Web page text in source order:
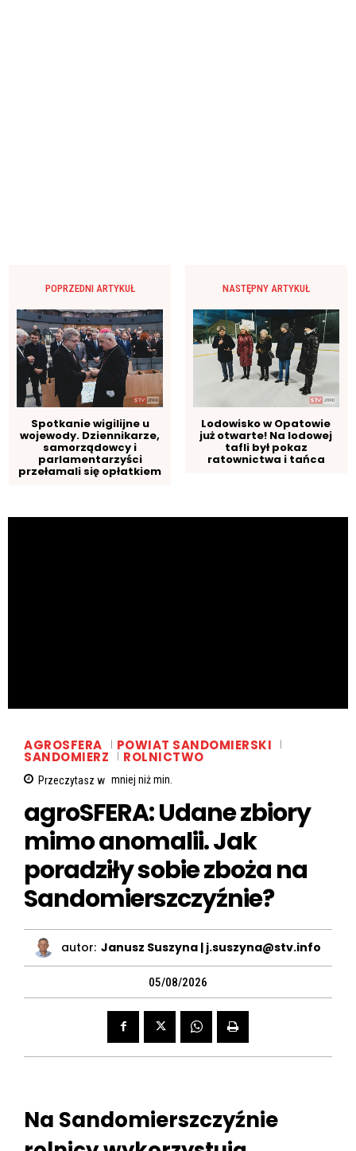
POPRZEDNI ARTYKUŁ
Spotkanie wigilijne u
wojewody. Dziennikarze,
samorządowcy i
parlamentarzyści
przełamali się opłatkiem
NASTĘPNY ARTYKUŁ
Lodowisko w Opatowie
już otwarte! Na lodowej
tafli był pokaz
ratownictwa i tańca